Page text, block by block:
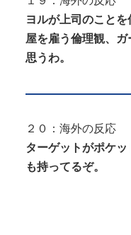
ヨルが上司のこと
屋を雇う倫理観、
思うわ。
２０：海外の反応
ターゲットがポケ
も持ってるぞ。